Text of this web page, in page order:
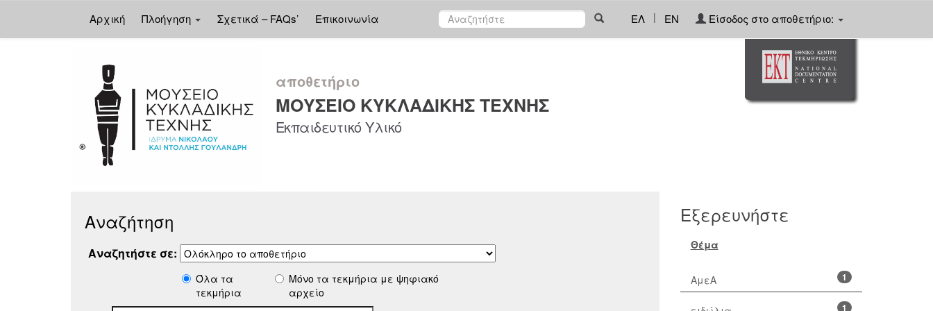
Αρχική Πλοήγηση Σχετικά – FAQs’ Επικοινωνία ΕΛ | EN Είσοδος στο αποθετήριο:
αποθετήριο
ΜΟΥΣΕΙΟ ΚΥΚΛΑΔΙΚΗΣ ΤΕΧΝΗΣ
Εκπαιδευτικό Υλικό
Αναζήτηση
Αναζητήστε σε:
Όλα τα
τεκμήρια
Μόνο τα τεκμήρια με ψηφιακό
αρχείο
Εξερευνήστε
Θέμα
1
ΑμεΑ
1